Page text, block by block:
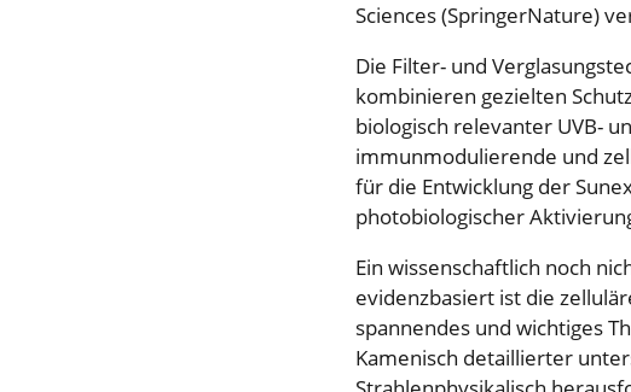
Sciences (SpringerNature)
Die Filter- und
kombinieren gezielten
biologisch relevanter UVB-
immunmodulierende und
für die Entwicklung der
photobiologischer
Ein wissenschaftlich noch
evidenzbasiert ist die
spannendes und wichtiges
Kamenisch detaillierter